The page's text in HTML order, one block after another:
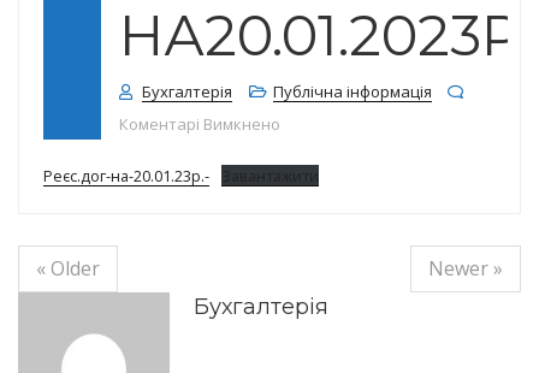
НА20.01.2023Р.
Бухгалтерія
Публічна інформація
Коментарі Вимкнено
Реєс.дог-на-20.01.23р.- Завантажити
« Older
Newer »
Бухгалтерія